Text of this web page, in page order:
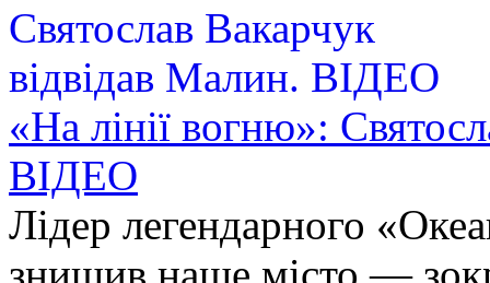
«На лінії вогню»:
ВІДЕО
Лідер легендарного
знищив наше місто —